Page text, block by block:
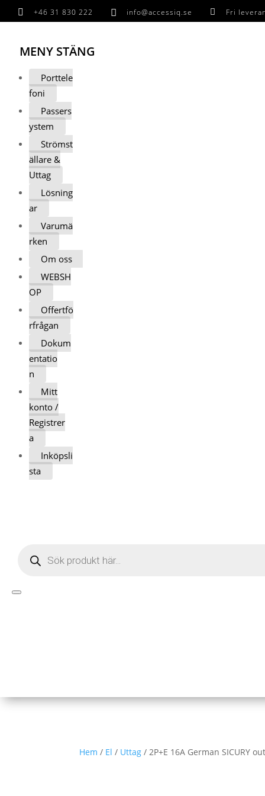
 +46 31 830 222  info@accessiq.se  Fri
MENY STÄNG
Porttele
foni
Passers
ystem
Strömst
ällare &
Uttag
Lösning
ar
Varumä
rken
Om oss
WEBSH
OP
Offertfö
rfrågan
Dokum
entatio
n
Mitt
konto /
Registrer
a
Inköpsli
sta
search
Hem / El / Uttag / 2P+E 16A German SICURY